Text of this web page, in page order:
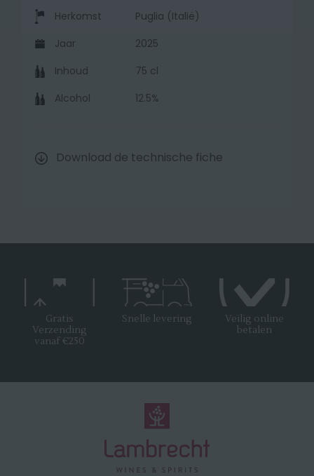
Herkomst
Puglia (Italië)
Jaar
2025
Inhoud
75 cl
Alcohol
12.5%
Download de technische fiche
Gratis
Verzending
vanaf €250
Snelle levering
Veilig online
betalen